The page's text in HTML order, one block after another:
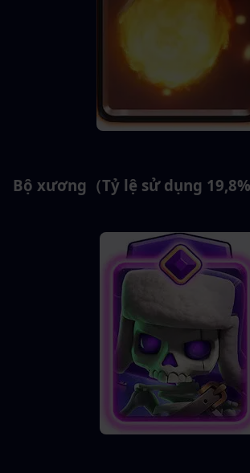
Bộ xương（Tỷ lệ sử dụng